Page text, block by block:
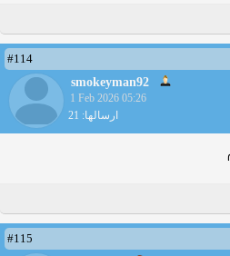
#114
smokeyman92
1 Feb 2026 05:26
ارسالها: 21
#115